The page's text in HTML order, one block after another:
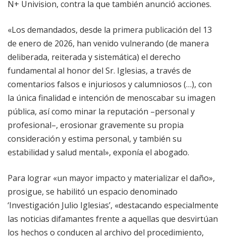
N+ Univision, contra la que también anunció acciones.
«Los demandados, desde la primera publicación del 13
de enero de 2026, han venido vulnerando (de manera
deliberada, reiterada y sistemática) el derecho
fundamental al honor del Sr. Iglesias, a través de
comentarios falsos e injuriosos y calumniosos (…), con
la única finalidad e intención de menoscabar su imagen
pública, así como minar la reputación –personal y
profesional–, erosionar gravemente su propia
consideración y estima personal, y también su
estabilidad y salud mental», exponía el abogado.
Para lograr «un mayor impacto y materializar el daño»,
prosigue, se habilitó un espacio denominado
‘Investigación Julio Iglesias’, «destacando especialmente
las noticias difamantes frente a aquellas que desvirtúan
los hechos o conducen al archivo del procedimiento,